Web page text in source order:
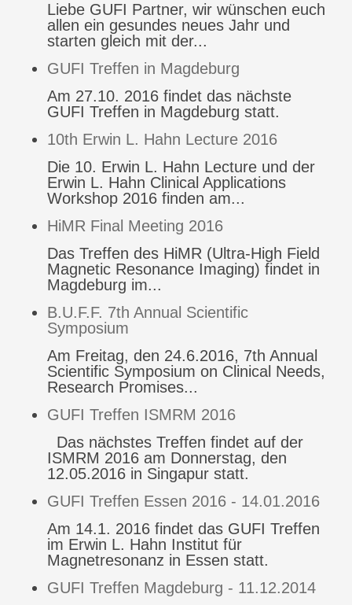
Liebe GUFI Partner, wir wünschen euch
allen ein gesundes neues Jahr und
starten gleich mit der...
GUFI Treffen in Magdeburg
Am 27.10. 2016 findet das nächste
GUFI Treffen in Magdeburg statt.
10th Erwin L. Hahn Lecture 2016
Die 10. Erwin L. Hahn Lecture und der
Erwin L. Hahn Clinical Applications
Workshop 2016 finden am...
HiMR Final Meeting 2016
Das Treffen des HiMR (Ultra-High Field
Magnetic Resonance Imaging) findet in
Magdeburg im...
B.U.F.F. 7th Annual Scientific
Symposium
Am Freitag, den 24.6.2016, 7th Annual
Scientific Symposium on Clinical Needs,
Research Promises...
GUFI Treffen ISMRM 2016
Das nächstes Treffen findet auf der
ISMRM 2016 am Donnerstag, den
12.05.2016 in Singapur statt.
GUFI Treffen Essen 2016 - 14.01.2016
Am 14.1. 2016 findet das GUFI Treffen
im Erwin L. Hahn Institut für
Magnetresonanz in Essen statt.
GUFI Treffen Magdeburg - 11.12.2014